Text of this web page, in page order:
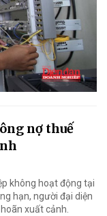
nợ thuế
không hoạt động tại
hạn, người đại diện
xuất cảnh.